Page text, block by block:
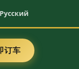
Русский
订车